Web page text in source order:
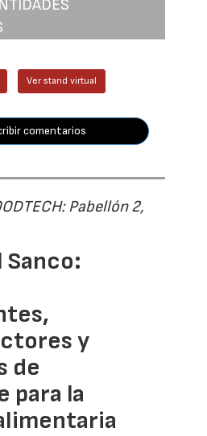
Ver stand virtual
comentarios
Pabellón 2,
y
de
para la